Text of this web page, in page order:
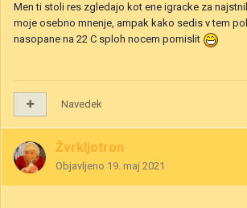
Men ti stoli res zgledajo kot ene igracke za
moje osebno mnenje, ampak kako sedis v tem
nasopane na 22 C sploh nocem pomislit
Navedek
Žvrkljotron
Objavljeno 19. maj 2021